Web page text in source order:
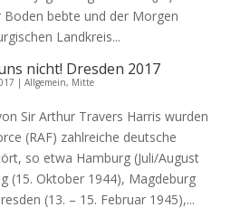
bebte und der Morgen
Landkreis...
nicht! Dresden 2017
| Allgemein, Mitte
Sir Arthur Travers Harris wurden
(RAF) zahlreiche deutsche
so etwa Hamburg (Juli/August
(15. Oktober 1944), Magdeburg
(13. – 15. Februar 1945),...